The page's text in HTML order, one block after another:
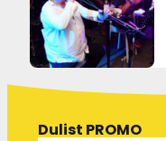
Dulist PROMO